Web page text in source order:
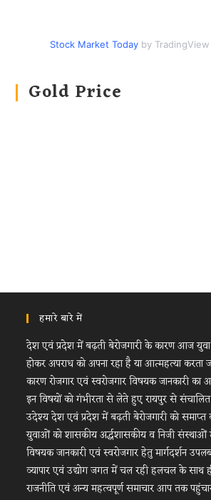
Stock Market Today by TradingView
Gold Price
हमारे बारे में
देश एवं प्रदेश में बढ़ती बेरोजगारी के कारण आज
होकर अपराध को अपना रहा है या आत्महत्या करता
कारण रोजगार एवं स्वरोजगार विषयक जानकारी का
इन विषयों को गंभीरता से लेते हुए रायपुर से
उदेश्य देश एवं प्रदेश में बढ़ती बेरोजगारी को
युवाओं को शासकीय अर्द्धशासकीय व निजी संस्थाओं
विषयक जानकारी एवं स्वरोजगार हेतु मार्गदर्शन
व्यापार एवं उद्योग जगत में चल रही हलचल के साथ
राजनीति एवं अन्य महत्वपूर्ण समाचार आप तक